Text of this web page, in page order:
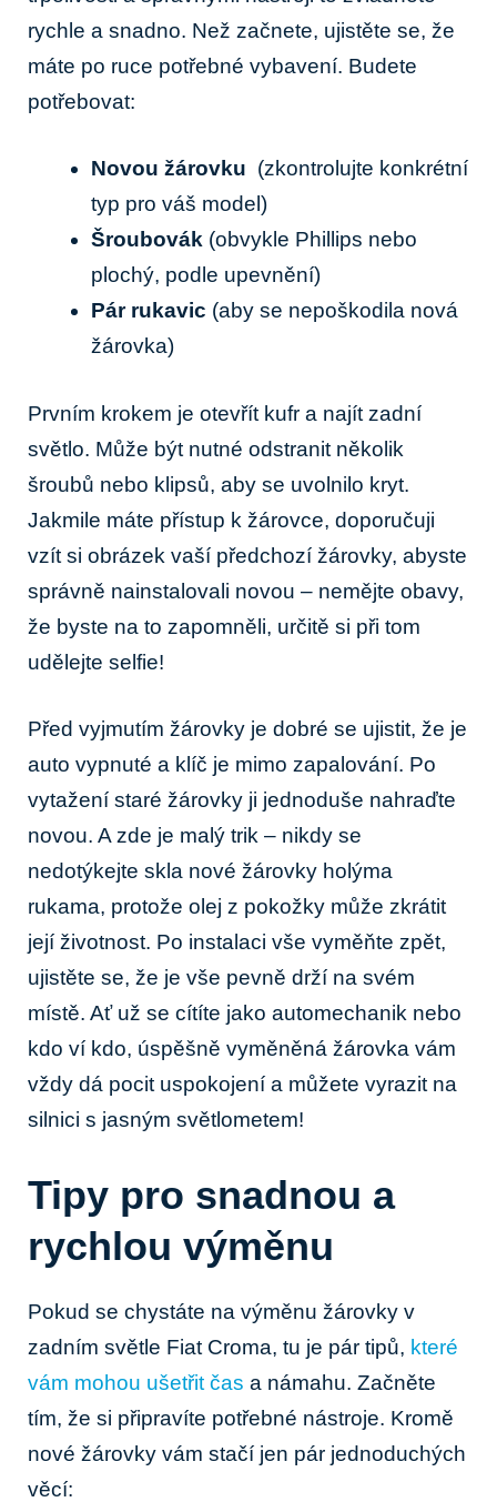
rychle⁤ a snadno. Než začnete, ujistěte se, že
máte po ruce potřebné vybavení. Budete
potřebovat:
Novou žárovku ⁣ (zkontrolujte konkrétní
typ pro váš model)
Šroubovák (obvykle Phillips ⁣nebo
plochý, podle upevnění)
Pár rukavic (aby⁤ se nepoškodila nová⁢
žárovka)
Prvním krokem je‍ otevřít kufr a najít ​zadní
světlo. Může být​ nutné odstranit několik
šroubů nebo klipsů, ‌aby se uvolnilo kryt.
Jakmile máte přístup k žárovce, doporučuji
vzít si obrázek vaší předchozí žárovky, abyste
správně nainstalovali novou – nemějte obavy,
že byste na to ‍zapomněli, určitě ⁤si při​ tom
udělejte selfie!
Před vyjmutím žárovky je dobré se ujistit, že je
auto vypnuté a klíč je mimo zapalování. Po
vytažení staré žárovky ji ⁣jednoduše nahraďte
novou. A zde je​ malý trik – nikdy se
nedotýkejte skla nové žárovky holýma
rukama, ⁤protože‍ olej z​ pokožky může zkrátit‍
její životnost.⁢ Po instalaci vše vyměňte zpět,
ujistěte se, že ⁤je vše pevně drží na svém
místě. Ať už‍ se cítíte jako automechanik nebo
kdo ví kdo, úspěšně vyměněná‌ žárovka vám‌
vždy dá pocit uspokojení a ⁢můžete vyrazit na
silnici s jasným světlometem!
Tipy pro snadnou a
rychlou výměnu
Pokud se chystáte na výměnu žárovky​ v
zadním světle Fiat Croma, tu je pár tipů, které
vám mohou ušetřit čas a‌ námahu. Začněte
tím, že si připravíte potřebné nástroje. Kromě
nové žárovky⁤ vám stačí jen pár jednoduchých
věcí: